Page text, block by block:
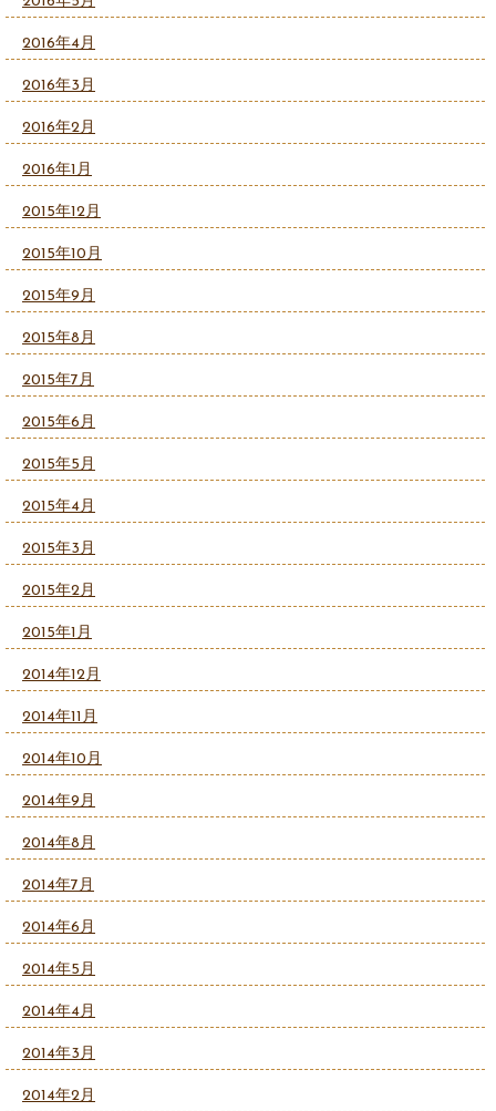
2016年4月
2016年3月
2016年2月
2016年1月
2015年12月
2015年10月
2015年9月
2015年8月
2015年7月
2015年6月
2015年5月
2015年4月
2015年3月
2015年2月
2015年1月
2014年12月
2014年11月
2014年10月
2014年9月
2014年8月
2014年7月
2014年6月
2014年5月
2014年4月
2014年3月
2014年2月